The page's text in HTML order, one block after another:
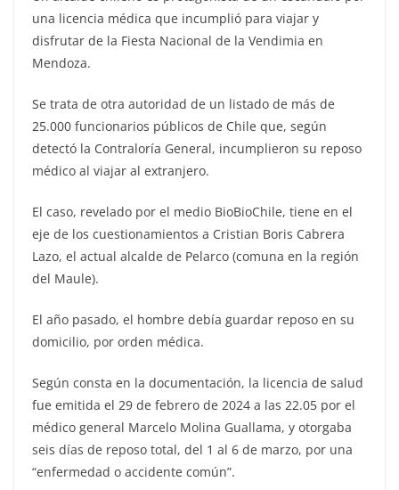
una licencia médica que incumplió para viajar y
disfrutar de la Fiesta Nacional de la Vendimia en
Mendoza.
Se trata de otra autoridad de un listado de más de
25.000 funcionarios públicos de Chile que, según
detectó la Contraloría General, incumplieron su reposo
médico al viajar al extranjero.
El caso, revelado por el medio BioBioChile, tiene en el
eje de los cuestionamientos a Cristian Boris Cabrera
Lazo, el actual alcalde de Pelarco (comuna en la región
del Maule).
El año pasado, el hombre debía guardar reposo en su
domicilio, por orden médica.
Según consta en la documentación, la licencia de salud
fue emitida el 29 de febrero de 2024 a las 22.05 por el
médico general Marcelo Molina Guallama, y otorgaba
seis días de reposo total, del 1 al 6 de marzo, por una
“enfermedad o accidente común”.